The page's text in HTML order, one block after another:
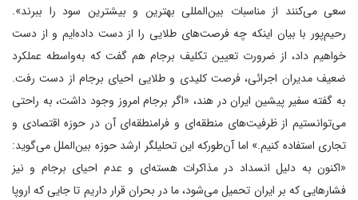
سعی می‌کنند از مناسبات بین‌المللی بهترین و بیشترین سود را ببرند».
رحیم‌پور با بیان اینکه چه فرصت‌های طلایی را از دست داده‌ایم و از دست
خواهیم داد، از ضرورت تعیین تکلیف برجام هم گفت که به‌واسطه عملکرد
ضعیف مدیران اجرائی، فرصت کلیدی و طلایی احیای برجام از دست رفت.
به گفته سفیر پیشین ایران در هند، «اگر برجام امروز وجود داشت، به راحتی
می‌توانستیم از ظرفیت‌های منطقه‌ای و فرامنطقه‌ای آن در حوزه اقتصادی و
تجاری استفاده کنیم.» اما آن‌طورکه این تحلیلگر ارشد حوزه بین‌الملل می‌گوید:
«اکنون به دلیل انسداد در مذاکرات هسته‌ای و عدم احیای برجام و نیز
فشارهایی که بر ایران تحمیل می‌شود، ما در بحران قرار داریم تا جایی که اروپا